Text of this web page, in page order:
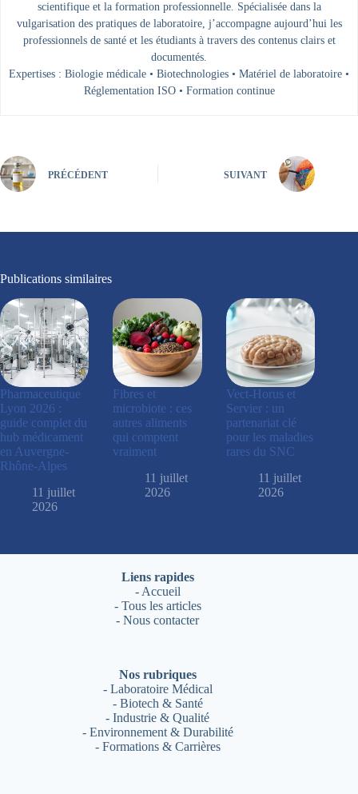
scientifique et la formation professionnelle. Spécialisée dans la
vulgarisation des pratiques de laboratoire, j’accompagne aujourd’hui les
professionnels de santé et les étudiants à travers des contenus clairs et
documentés.
Expertises : Biologie médicale • Biotechnologies • Matériel de laboratoire •
Réglementation ISO • Formation continue
PRÉCÉDENT SUIVANT
Publications similaires
Pharmaceutique
Lyon 2026 :
guide complet du
hub médicament
en Auvergne-
Rhône-Alpes
11 juillet
2026
Fibres et
microbiote : ces
autres aliments
qui comptent
vraiment
11 juillet
2026
Vect-Horus et
Servier : un
partenariat clé
pour les maladies
rares du SNC
11 juillet
2026
Liens rapides
- Accueil
- Tous les articles
-Nous contacter
Nos rubriques
- Laboratoire Médical
- Biotech & Santé
-Industrie & Qualité
- Environnement & Durabilité
- Formations & Carrières